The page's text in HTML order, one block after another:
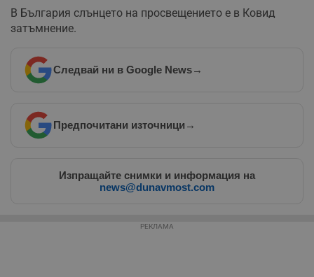
В България слънцето на просвещението е в Ковид
затъмнение.
Следвай ни в Google News→
Предпочитани източници →
Изпращайте снимки и информация на
news@dunavmost.com
РЕКЛАМА
Име Доставчик
Валиден
www.dunavmost.com